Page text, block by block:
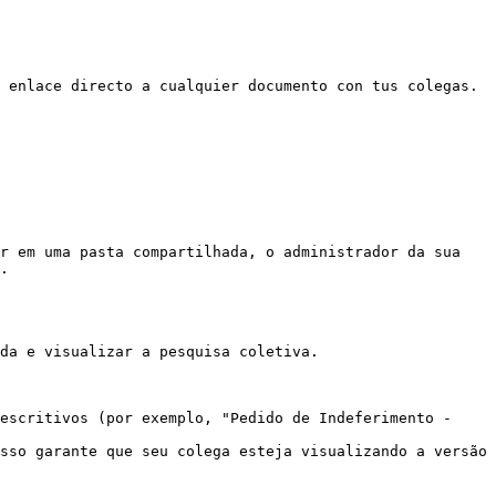
enlace directo a cualquier documento con tus colegas.
uma pasta compartilhada, o administrador da sua
e visualizar a pesquisa coletiva.
(por exemplo, "Pedido de Indeferimento -
garante que seu colega esteja visualizando a versão